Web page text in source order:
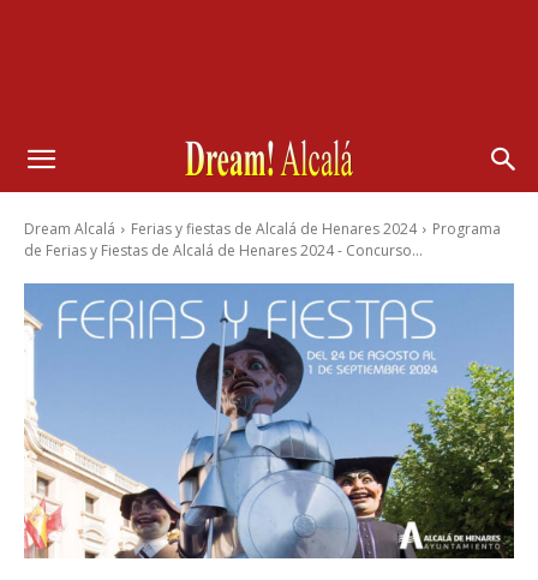
Dream Alcalá Ferias y fiestas de Alcalá de Henares 2024
Programa
de Ferias y Fiestas de Alcalá de Henares 2024 - Concurso...